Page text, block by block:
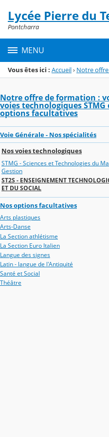
Menu de la rubrique
Contenu
Lycée Pierre du
Pontcharra
MENU
Vous êtes ici : Accueil› Notre
Notre offre de formation :
voies technologiques STMG
options facultatives
Voie Générale - Nos spécialités
Nos voies technologiques
STMG - Sciences et Technologies du
Gestion
ST2S - ENSEIGNEMENT
ET DU SOCIAL
Nos options facultatives
Arts plastiques
Arts-Danse
La Section athlétisme
La Section Euro Italien
Langue des signes
Latin - langue de l'Antiquité
Santé et Social
Théâtre